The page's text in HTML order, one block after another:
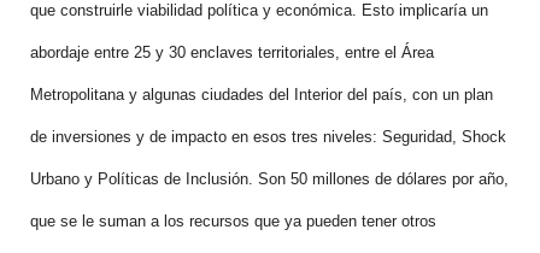
que construirle viabilidad política y económica. Esto implicaría un
abordaje entre 25 y 30 enclaves territoriales, entre el Área
Metropolitana y algunas ciudades del Interior del país, con un plan
de inversiones y de impacto en esos tres niveles: Seguridad, Shock
Urbano y Políticas de Inclusión. Son 50 millones de dólares por año,
que se le suman a los recursos que ya pueden tener otros